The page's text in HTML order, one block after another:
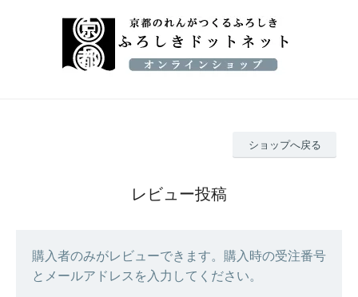
ショップへ戻る
レビュー投稿
購入者のみがレビューできます。購入時の受注番号
とメールアドレスを入力してください。